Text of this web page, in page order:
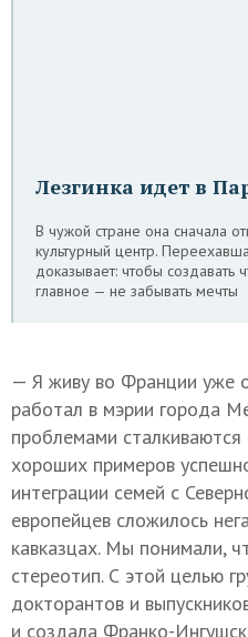
Лезгинка идет в
В чужой стране она сначала
культурный центр.
доказывает: чтобы создавать
главное — не забывать мечты
— Я живу во Франции уже
работал в мэрии города
проблемами
хороших примеров
интеграции семей с
европейцев сложилось
кавказцах. Мы понимали,
стереотип. С этой целью
докторантов и
и создала Франко-